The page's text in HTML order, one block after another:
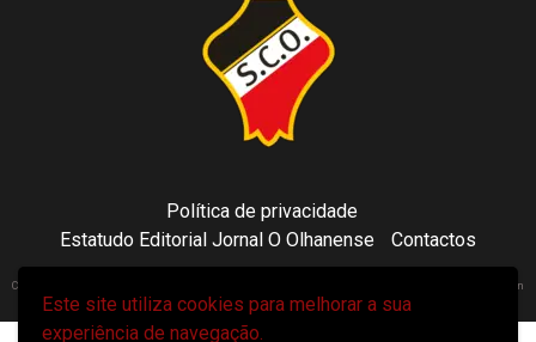
Este site utiliza cookies para melhorar a sua
experiência de navegação.
Política de privacidade
Estatudo Editorial Jornal O Olhanense
Contactos
Copyright 2021 © Sporting Clube Olhanense - All rights reserved | Adapted by Tecni24.com | Hosted on
ToonsDomain.com |Newspherepor AF themes.